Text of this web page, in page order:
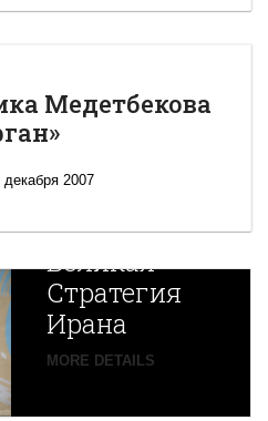
Медетбекова
декабря 2007
Новая
Великая
Стратегия
Ирана
MORE DETAILS
Путин